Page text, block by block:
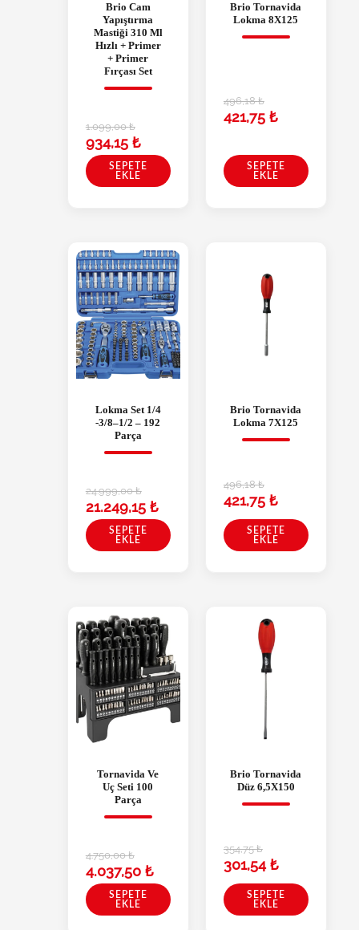
Brio Cam
Yapıştırma
Mastiği 310 Ml
Hızlı + Primer
+ Primer
Fırçası Set
1.099,00₺
934,15 ₺
SEPETE
EKLE
Brio Tornavida
Lokma 8X125
496,18₺
421,75 ₺
SEPETE
EKLE
Lokma Set 1/4
-3/8–1/2 – 192
Parça
24.999,00₺
21.249,15 ₺
SEPETE
EKLE
Brio Tornavida
Lokma 7X125
496,18₺
421,75 ₺
SEPETE
EKLE
Tornavida Ve
Uç Seti 100
Parça
4.750,00₺
4.037,50 ₺
SEPETE
EKLE
Brio Tornavida
Düz 6,5X150
354,75₺
301,54₺
SEPETE
EKLE